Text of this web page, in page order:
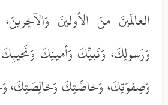
العالَمينَ منَ الأولينَ
وَرَسولِكَ، وَنَبيِّكَ وَأمينِكَ
وَصِفوَتِكَ، وَخاصَّتِكَ وَخالِصَتِكَ،